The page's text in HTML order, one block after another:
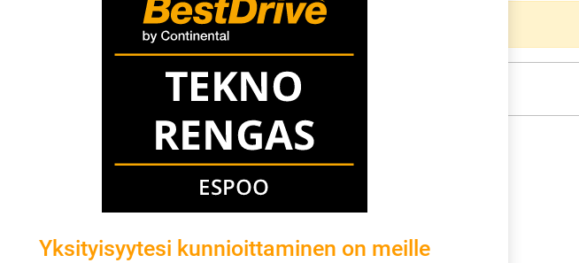
Tällä tuotteella ei ole kelvollista yhdistelmää.
CONTINENTAL
Jaa
Toimitusehdot
Yksityisyytesi kunnioittaminen on meille